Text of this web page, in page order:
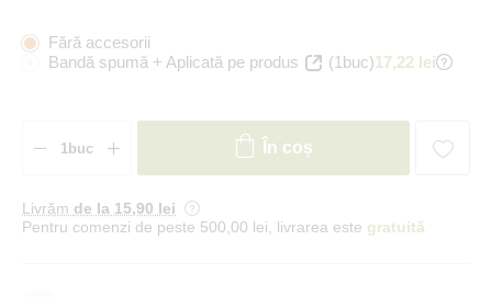
Fără accesorii
Bandă spumă + Aplicată pe produs
(1buc)17,22 lei
În coș
Livrăm de la 15,90 lei
Pentru comenzi de peste 500,00 lei, livrarea este gratuită